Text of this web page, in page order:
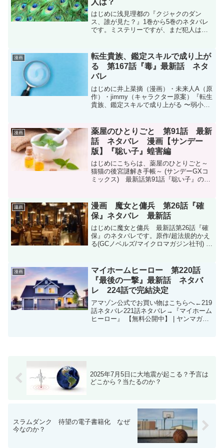
はじめに浅見理都の『クジャクのダン
ス、誰が見た？』1巻から5巻のネタバレ
です。ミステリーですが、まだ犯人はわ
ス↓最大30%pt還元 2024/05/20 16:59ま...
漫画
転生貴族、鑑定スキルで成り上が
る 第167話『毒』最新話 ネタ
バレ
はじめに井上菜摘（漫画）・未来人A（原
作）・jimmy（キャラクター原案）『転生
貴族、鑑定スキルで成り上がる 〜弱小領
167話『毒』のネタバレです。転生貴族、
鑑定スキル...
漫画
薬屋のひとりごと 第91話 最新
話 ネタバレ 漫画【サンデー
版】『聡い子』蝗害編
はじめにこちらは、薬屋のひとりごと～
猫猫の後宮謎解き手帳～ (サンデーGXコ
ミックス) 最新話第91話『聡い子』のネ
2025年8月号（2025年7月18日発...
漫画
漫画 魔女と傭兵 第26話『確
保』ネタバレ 最新話
はじめに魔女と傭兵 最新話第26話『確
保』のネタバレです。原作/超法規的かえ
る(GCノベルズ/マイクロマガジン社刊) 漫
ノベルズ/マイクロマガジン社刊) 漫...
漫画
マイホームヒーロー 第220話
『最後の一撃』最新話 ネタバ
レ 224話で完結決定
アマゾン公式でお買い物はこちらへ←219
話ネタバレ221話ネタバレ→『マイホーム
ヒーロー』 【無料公開中】 | ヤンマガ
2025年7月5日に大地震が起こる？予言は
どこから？当たるのか？
スラムダンク 待望の電子書籍化 なぜ
今なのか？